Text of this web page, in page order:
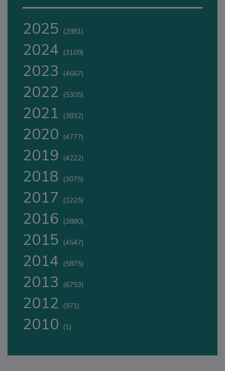
2025 (2881)
2024 (3109)
2023 (4667)
2022 (5305)
2021 (3832)
2020 (4777)
2019 (4222)
2018 (3075)
2017 (3225)
2016 (3880)
2015 (4547)
2014 (5875)
2013 (6753)
2012 (971)
2010 (1)